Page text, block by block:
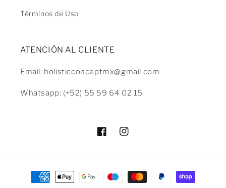
Términos de Uso
ATENCIÓN AL CLIENTE
Email: holisticconceptmx@gmail.com
Whatsapp: (+52) 55 59 64 02 15
FacebookInstagram
Formas